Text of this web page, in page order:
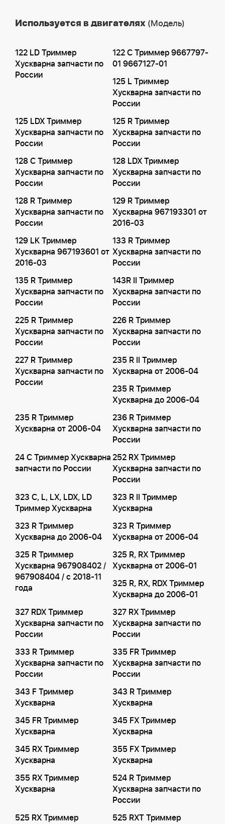
Используется в двигателях (Модель)
122 LD Триммер
Хускварна запчасти по
России
122 C Триммер 9667797-
01 9667127-01
125 L Триммер
Хускварна запчасти по
России
125 LDX Триммер
Хускварна запчасти по
России
125 R Триммер
Хускварна запчасти по
России
128 C Триммер
Хускварна запчасти по
России
128 LDX Триммер
Хускварна запчасти по
России
128 R Триммер
Хускварна запчасти по
России
129 R Триммер
Хускварна 967193301 от
2016-03
129 LK Триммер
Хускварна 967193601 от
2016-03
133 R Триммер
Хускварна запчасти по
России
135 R Триммер
Хускварна запчасти по
России
143R II Триммер
Хускварна запчасти по
России
225 R Триммер
Хускварна запчасти по
России
226 R Триммер
Хускварна запчасти по
России
227 R Триммер
Хускварна запчасти по
России
235 R II Триммер
Хускварна от 2006-04
235 R Триммер
Хускварна до 2006-04
235 R Триммер
Хускварна от 2006-04
236 R Триммер
Хускварна запчасти по
России
24 C Триммер Хускварна
запчасти по России
252 RX Триммер
Хускварна запчасти по
России
323 C, L, LX, LDX, LD
Триммер Хускварна
323 R II Триммер
Хускварна
323 R Триммер
Хускварна до 2006-04
323 R Триммер
Хускварна от 2006-04
325 R Триммер
Хускварна 967908402 /
967908404 / с 2018-11
года
325 R, RX Триммер
Хускварна от 2006-01
325 R, RX, RDX Триммер
Хускварна до 2006-01
327 RDX Триммер
Хускварна запчасти по
России
327 RX Триммер
Хускварна запчасти по
России
333 R Триммер
Хускварна запчасти по
России
335 FR Триммер
Хускварна запчасти по
России
343 F Триммер
Хускварна
343 R Триммер
Хускварна
345 FR Триммер
Хускварна
345 FX Триммер
Хускварна
345 RX Триммер
Хускварна
355 FX Триммер
Хускварна
355 RX Триммер
Хускварна
524 R Триммер
Хускварна запчасти по
России
525 RX Триммер
525 RXT Триммер